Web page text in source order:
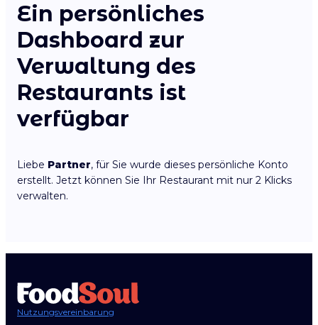
Ein persönliches
Dashboard zur
Verwaltung des
Restaurants ist
verfügbar
Liebe Partner, für Sie wurde dieses persönliche Konto
erstellt. Jetzt können Sie Ihr Restaurant mit nur 2 Klicks
verwalten.
Nutzungsvereinbarung